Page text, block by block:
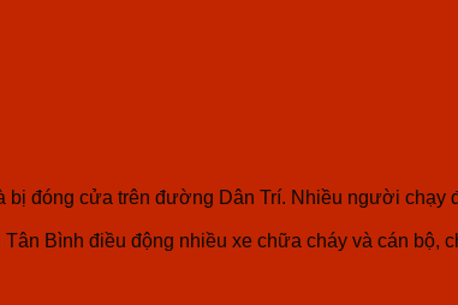
đóng cửa trên đường Dân Trí. Nhiều người chạy
Bình điều động nhiều xe chữa cháy và cán bộ,